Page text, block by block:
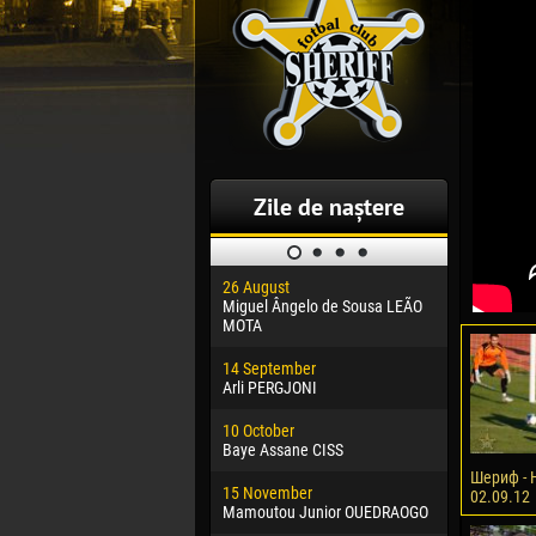
Zile de naștere
26 August
Miguel Ângelo de Sousa LEÃO
MOTA
14 September
Arli PERGJONI
10 October
Baye Assane CISS
15 November
Mamoutou Junior OUEDRAOGO
30 January
Dhoraso
24 February
Vladislav
02 March
Veaceslav
09 March
Emmanuel
Шериф -
02.09.12